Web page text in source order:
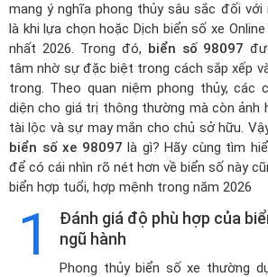
mang ý nghĩa phong thủy sâu sắc đối với
là khi lựa chọn hoặcDịch biển số xe
nhất 2026. Trong đó, biển số 98097
tâm nhờ sự đặc biệt trong cách sắp xếp
trong. Theo quan niệm phong thủy, các
diện cho giá trị thông thường mà còn ảnh
tài lộc và sự may mắn cho chủ sở hữu.
biển số xe 98097 là gì? Hãy cùng tìm
để có cái nhìn rõ nét hơn về biển số này
biển hợp tuổi, hợp mệnh trong năm 2026
1
Đánh giá độ phù hợp của
ngũ hành
Phong thủy biển số xe thường